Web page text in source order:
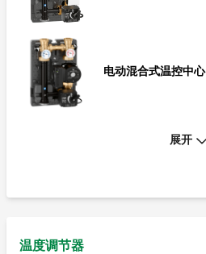
电动混合式温控中心
展开
温度调节器